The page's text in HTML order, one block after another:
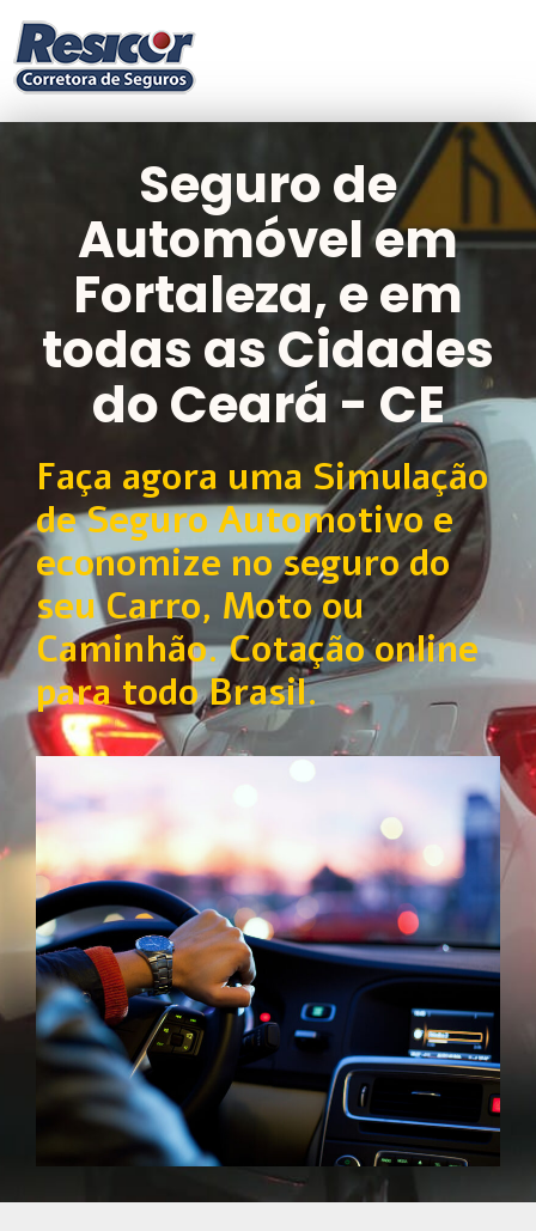
Seguro de
Automóvel em
Fortaleza, e em
todas as Cidades
do Ceará - CE
Faça agora uma Simulação
de Seguro Automotivo e
economize no seguro do
seu Carro, Moto ou
Caminhão. Cotação online
para todo Brasil.